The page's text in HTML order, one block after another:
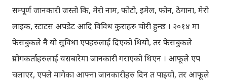
सम्पूर्ण जानकारी जस्तो कि, मेरो नाम, फोटो, इमेल, फोन, ठेगाना, मेरो
लाइक, स्टाटस अपडेट आदि विविध कुराहरु चोरी हुन्छ । २०१४ मा
फेसबुकले नै यो सुविधा एपहरुलाई दिएको थियो, तर फेसबुकले
प्रयोगकर्ताहरुलाई यसबारेमा जानकारी गराएको थिएन । आफूले एप
चलाएर, एपले मागेका आफ्ना जानकारीहरु दिन त पाइयो, तर आफूले